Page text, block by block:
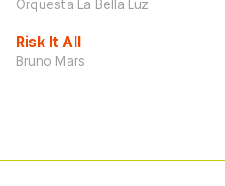
Orquesta La Bella Luz
Risk It All
Bruno Mars